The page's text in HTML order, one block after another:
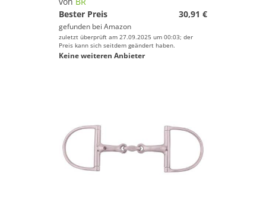
Bester Preis
30,91 €
gefunden bei Amazon
zuletzt überprüft am 27.09.2025 um 00:03; der
Preis kann sich seitdem geändert haben.
Keine weiteren Anbieter